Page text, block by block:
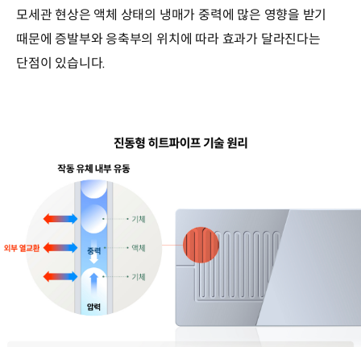
모세관 현상은 액체 상태의 냉매가 중력에 많은 영향을 받기
때문에 증발부와 응축부의 위치에 따라 효과가 달라진다는
단점이 있습니다.